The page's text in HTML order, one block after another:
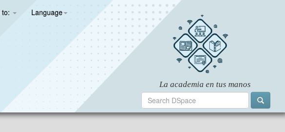
to: Language